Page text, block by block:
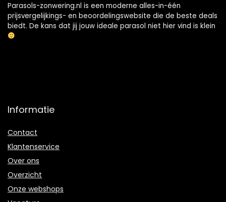
Parasols-zonwering.nl is een moderne alles-in-één
prijsvergelijkings- en beoordelingswebsite die de beste deals
biedt. De kans dat jij jouw ideale parasol niet hier vind is klein
Informatie
Contact
Klantenservice
Over ons
Overzicht
Onze webshops